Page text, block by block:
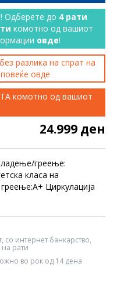
Одберете до 4 рати
комотно од вашиот
овде!
разлика на спрат на
овде
комотно од вашиот
24.999 ден
греење:
класа на
Циркулација
со интернет банкарство,
рати
во рок од 14 дена